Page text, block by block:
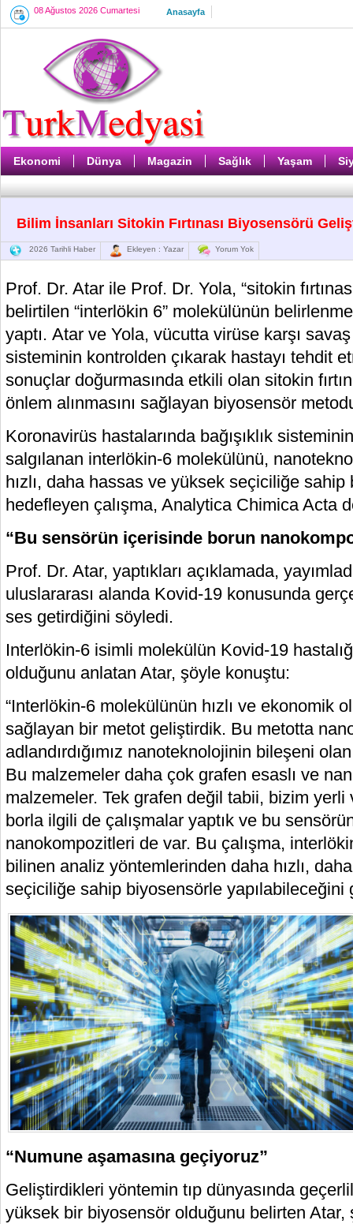
08 Ağustos 2026 Cumartesi Anasayfa
Ekonomi Dünya Magazin Sağlık Yaşam
Bilim İnsanları Sitokin Fırtınası Biyosensörü
2026 Tarihli Haber Ekleyen : Yazar Yorum Yok
Prof. Dr. Atar ile Prof. Dr. Yola, “sitokin
belirtilen “interlökin 6” molekülünün
yaptı. Atar ve Yola, vücutta virüse karşı savaş
sisteminin kontrolden çıkarak hastayı tehdit
sonuçlar doğurmasında etkili olan sitokin
önlem alınmasını sağlayan biyosensör
Koronavirüs hastalarında bağışıklık
salgılanan interlökin-6 molekülünü,
hızlı, daha hassas ve yüksek seçiciliğe
hedefleyen çalışma, Analytica Chimica Acta
“Bu sensörün içerisinde borun
Prof. Dr. Atar, yaptıkları açıklamada,
uluslararası alanda Kovid-19 konusunda
ses getirdiğini söyledi.
Interlökin-6 isimli molekülün Kovid-19
olduğunu anlatan Atar, şöyle konuştu:
“Interlökin-6 molekülünün hızlı ve ekonomik
sağlayan bir metot geliştirdik. Bu metotta
adlandırdığımız nanoteknolojinin bileşeni
Bu malzemeler daha çok grafen esaslı ve
malzemeler. Tek grafen değil tabii, bizim yerli
borla ilgili de çalışmalar yaptık ve bu
nanokompozitleri de var. Bu çalışma,
bilinen analiz yöntemlerinden daha hızlı,
seçiciliğe sahip biyosensörle yapılabileceğini
“Numune aşamasına geçiyoruz”
Geliştirdikleri yöntemin tıp dünyasında
yüksek bir biyosensör olduğunu belirten Atar,